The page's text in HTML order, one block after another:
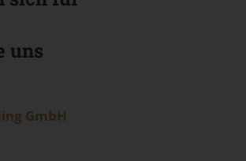
uns
GmbH